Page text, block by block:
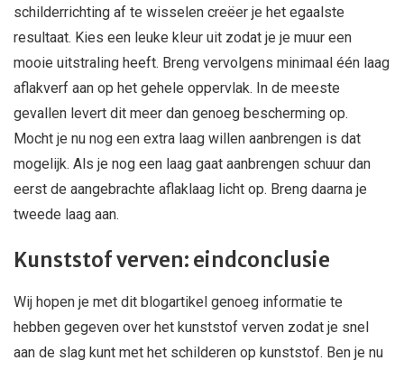
schilderrichting af te wisselen creëer je het egaalste
resultaat. Kies een leuke kleur uit zodat je je muur een
mooie uitstraling heeft. Breng vervolgens minimaal één laag
aflakverf aan op het gehele oppervlak. In de meeste
gevallen levert dit meer dan genoeg bescherming op.
Mocht je nu nog een extra laag willen aanbrengen is dat
mogelijk. Als je nog een laag gaat aanbrengen schuur dan
eerst de aangebrachte aflaklaag licht op. Breng daarna je
tweede laag aan.
Kunststof verven: eindconclusie
Wij hopen je met dit blogartikel genoeg informatie te
hebben gegeven over het kunststof verven zodat je snel
aan de slag kunt met het schilderen op kunststof. Ben je nu